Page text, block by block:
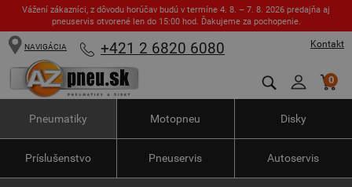
Vážení zákazníci, z dôvodu horúčav budú v termíne 4. 8. – 7. 8. 2026 predajňa aj
pneuservis otvorené len do 15:00 hod. Ďakujeme za pochopenie.
Kontakt
NAVIGÁCIA +421 2 6820 6080
0
Pneumatiky Motopneu Disky
Príslušenstvo Pneuservis Autoservis